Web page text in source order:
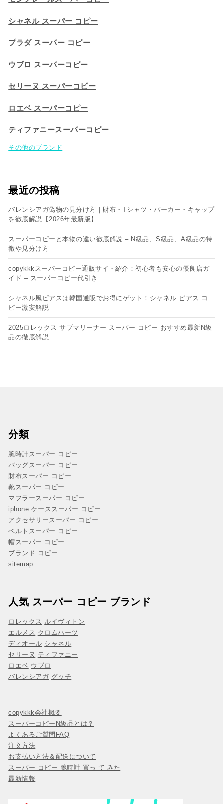
シャネル スーパー コピー
プラダ スーパー コピー
ウブロ スーパーコピー
セリーヌ スーパーコピー​
ロエベ スーパーコピー
ティファニースーパーコピー
その他のブランド
最近の投稿
バレンシアガ偽物の見分け方｜財布・Tシャツ・パーカー・キャップ
を徹底解説【2026年最新版】
スーパーコピーと本物の違い徹底解説 – N級品、S級品、A級品の特
徴や見分け方
copykkkスーパーコピー通販サイト紹介：初心者も安心の優良店ガ
イド – スーパーコピー代引き
シャネル風ピアスは韓国通販でお得にゲット！シャネル ピアス コ
ピー​激安解説
2025ロレックス サブマリーナー スーパー コピー おすすめ最新N級
品の徹底解説
分類
腕時計スーパー コピー
バッグスーパー コピー
財布スーパー コピー
靴スーパー コピー
マフラースーパー コピー
iphone ケーススーパー コピー
アクセサリースーパー コピー
ベルトスーパー コピー
帽スーパー コピー
ブランド コピー
sitemap
人気 スーパー コピー ブランド
ロレックス ルイヴィトン
エルメス クロムハーツ
ディオール シャネル
セリーヌ ティファニー
ロエベ ウブロ
バレンシアガ グッチ
copykkk会社概要
スーパーコピーN級品とは？
よくあるご質問FAQ
注文方法
お支払い方法＆配送について
スーパー コピー 腕時計 買っ て みた
最新情報